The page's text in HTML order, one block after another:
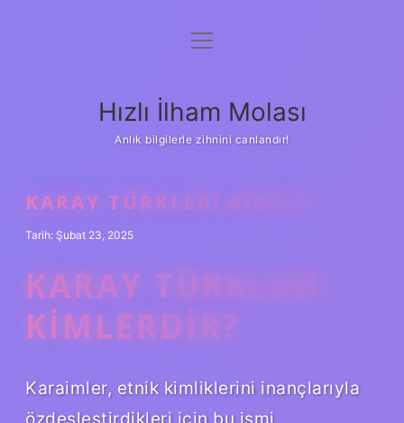
Anasayfa
Yasal Uyarı
menüyü
Hızlı İlham Molası
Anlık bilgilerle zihnini canlandır!
KARAY TÜRKLERI KIMDIR
Tarih: Şubat 23, 2025
KARAY TÜRKLERI
KIMLERDIR?
Karaimler, etnik kimliklerini inançlarıyla
özdeşleştirdikleri için bu ismi